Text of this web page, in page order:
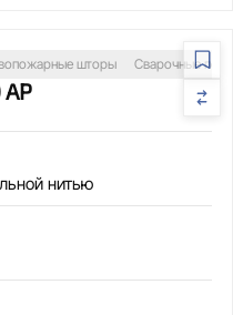
шторы Сварочные
АР
нитью